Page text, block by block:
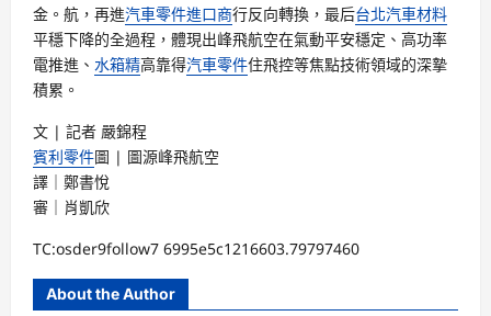
金。航，再進汽車零件進口商行反向轉換，最后台北汽車材料
平穩下降的全過程，體現出峰飛航空在氣動平安穩定、高功率
電推進、 水箱精高靠得汽車零件住飛控等焦點技術領域的深摯
積累。
文 | 記者 嚴錦程
賓利零件圖 | 圖源峰飛航空
譯｜鄭書悅
審｜肖凱欣
TC:osder9follow7 6995e5c1216603.79797460
About the Author